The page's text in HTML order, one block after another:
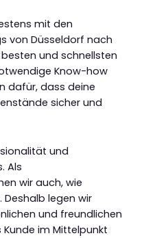
mit den
von Düsseldorf nach
und schnellsten
Know-how
dafür, dass deine
sicher und
und
Als
wir auch, wie
Deshalb legen wir
und freundlichen
Kunde im Mittelpunkt